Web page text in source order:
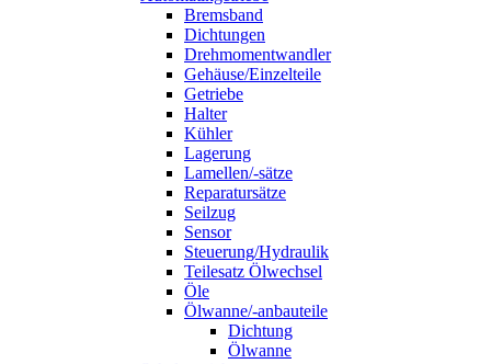
Bremsband
Dichtungen
Drehmomentwandler
Gehäuse/Einzelteile
Getriebe
Halter
Kühler
Lagerung
Lamellen/-sätze
Reparatursätze
Seilzug
Sensor
Steuerung/Hydraulik
Teilesatz Ölwechsel
Öle
Ölwanne/-anbauteile
Dichtung
Ölwanne